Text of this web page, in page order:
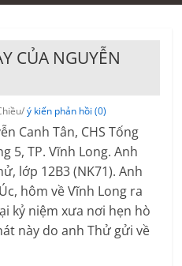
CỦA NGUYỄN
ý kiến phản hồi (0)
Canh Tân, CHS Tống
5, TP. Vĩnh Long. Anh
lớp 12B3 (NK71). Anh
hôm về Vĩnh Long ra
kỷ niệm xưa nơi hẹn hò
này do anh Thử gửi về